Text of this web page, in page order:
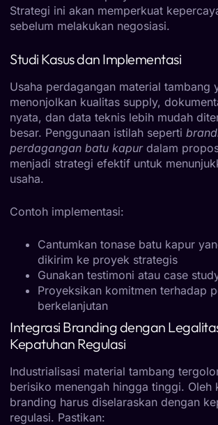
Strategi ini akan memperkuat
sebelum melakukan negosiasi.
Studi Kasus dan Implementasi
Usaha perdagangan material tambang
menonjolkan kualitas supply,
nyata, dan data teknis lebih mudah
besar. Penggunaan istilah seperti
perdagangan batu kapurdalam
menjadi strategi efektif untuk
usaha.
Contoh implementasi:
Cantumkan tonase batu kapur
dikirim ke proyek strategis
Gunakan testimoni atau case
Proyeksikan komitmen terhadap
berkelanjutan
Integrasi Branding dengan
Kepatuhan Regulasi
Industrialisasi material tambang
berisiko menengah hingga tinggi. Oleh
branding harus diselaraskan dengan
regulasi. Pastikan: